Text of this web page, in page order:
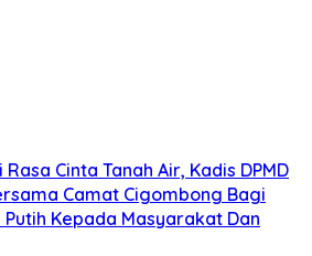
Cinta Tanah Air, Kadis DPMD
Camat Cigombong Bagi
Kepada Masyarakat Dan